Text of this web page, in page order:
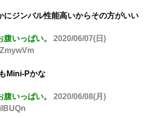
にジンバル性能高いからその方がいい
いっぱい。
2020/06/07(日)
Mini-Pかな
いっぱい。
2020/06/08(月)